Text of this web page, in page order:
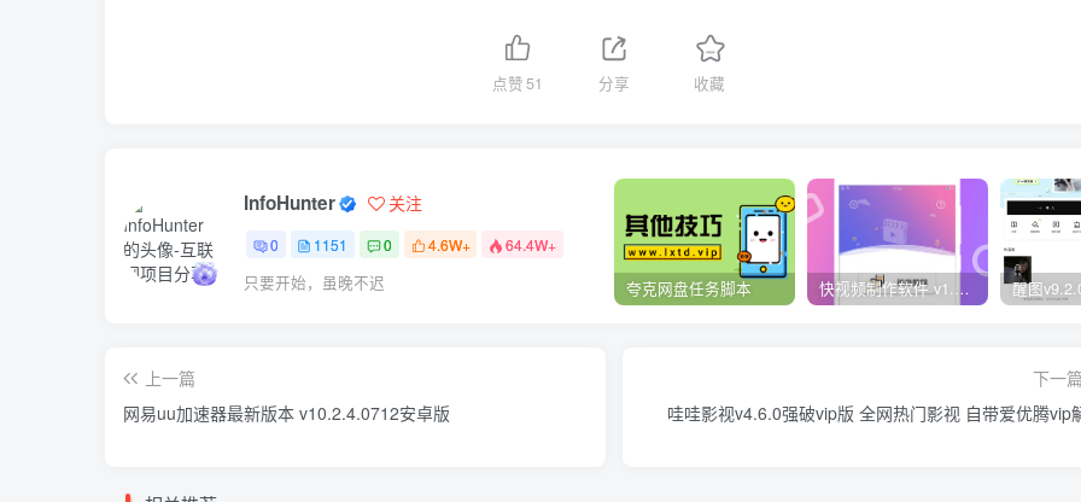
点赞 51 分享 收藏
InfoHunter 关注
0 1151 0 4.6W+ 64.4W+
只要开始，虽晚不迟 夸克网盘任务脚本 快视频制作软件 v1.1.1安卓版
上一篇
网易uu加速器最新版本 v10.2.4.0712安卓版
下一篇
哇哇影视v4.6.0强破vip版 全网热门影视 自带爱优腾vip